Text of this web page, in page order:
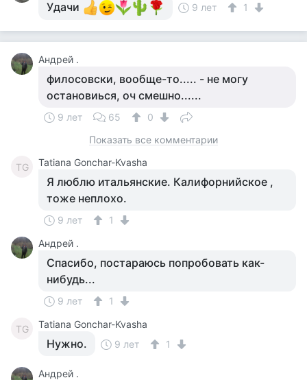
Удачи 9 лет 1
Андрей .
филосовски, вообще-то..... - не могу
остановиься, оч смешно......
9 лет 65
0
Показать все комментарии
TG Tatiana Gonchar-Kvasha
Я люблю итальянские. Калифорнийское ,
тоже неплохо.
9 лет
1
Андрей .
Спасибо, постараюсь попробовать как-
нибудь...
9 лет 1
TG Tatiana Gonchar-Kvasha
Нужно. 9 лет 1
Андрей .